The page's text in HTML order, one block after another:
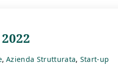
Azienda Strutturata Start-up